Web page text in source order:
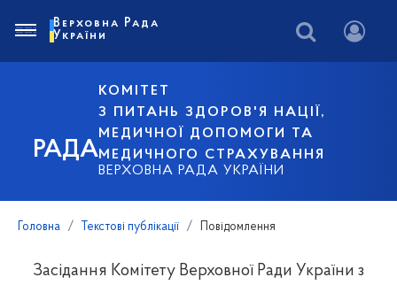
РАДА
КОМІТЕТ
З ПИТАНЬ ЗДОРОВ'Я НАЦІЇ,
МЕДИЧНОЇ ДОПОМОГИ ТА
МЕДИЧНОГО СТРАХУВАННЯ
ВЕРХОВНА РАДА УКРАЇНИ
Верховна Рада
України
Головна Текстові публікації Повідомлення
Засідання Комітету Верховної Ради України з